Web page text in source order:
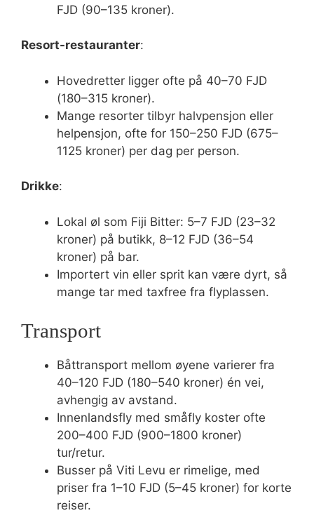
FJD (90–135 kroner).
Resort-restauranter:
Hovedretter ligger ofte på 40–70 FJD
(180–315 kroner).
Mange resorter tilbyr halvpensjon eller
helpensjon, ofte for 150–250 FJD (675–
1125 kroner) per dag per person.
Drikke:
Lokal øl som Fiji Bitter: 5–7 FJD (23–32
kroner) på butikk, 8–12 FJD (36–54
kroner) på bar.
Importert vin eller sprit kan være dyrt, så
mange tar med taxfree fra flyplassen.
Transport
Båttransport mellom øyene varierer fra
40–120 FJD (180–540 kroner) én vei,
avhengig av avstand.
Innenlandsfly med småfly koster ofte
200–400 FJD (900–1800 kroner)
tur/retur.
Busser på Viti Levu er rimelige, med
priser fra 1–10 FJD (5–45 kroner) for korte
reiser.